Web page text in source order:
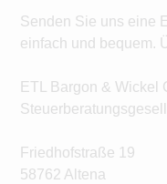
Senden Sie uns eine
einfach und bequem.
ETL Bargon & Wickel
Friedhofstraße 19
58762 Altena